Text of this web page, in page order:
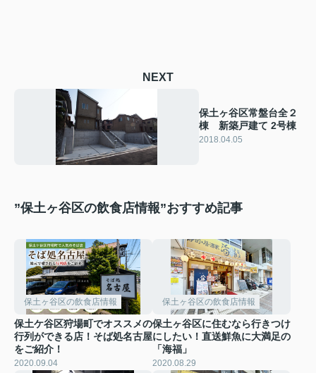
NEXT
保土ヶ谷区常盤台全２
棟 新築戸建て 2号棟
2018.04.05
”保土ヶ谷区の飲食店情報”おすすめ記事
保土ヶ谷区の飲食店情報
保土ケ谷区狩場町でオススメの
行列ができる店！そば処名古屋
をご紹介！
2020.09.04
保土ヶ谷区の飲食店情報
保土ヶ谷区に住むなら行きつけ
にしたい！直送鮮魚に大満足の
「海福」
2020.08.29